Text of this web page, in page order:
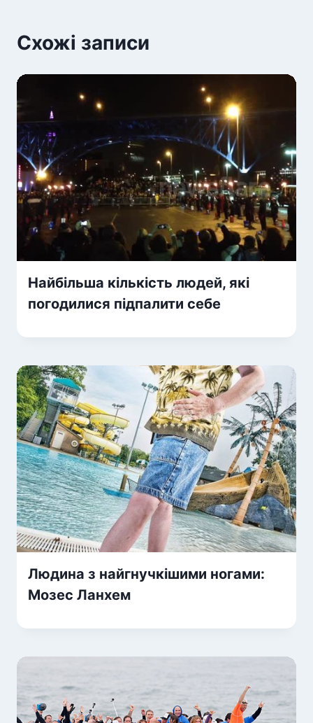
Схожі записи
Найбільша кількість людей, які
погодилися підпалити себе
Людина з найгнучкішими ногами:
Мозес Ланхем